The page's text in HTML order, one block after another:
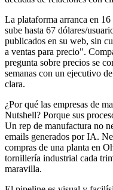
La plataforma arranca en
sube hasta 67 dólares/
publicados en su web, sin
a ventas para precio".
pregunta sobre precios se
semanas con un ejecutivo
clara.
¿Por qué las empresas de
Nutshell? Porque sus
Un rep de manufactura no
emails generados por IA.
compras de una planta en
tornillería industrial cada
maravilla.